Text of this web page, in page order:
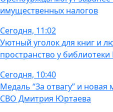
имущественных налогов
Сегодня, 11:02
Уютный уголок для книг и
пространство у библиотеки
Сегодня, 10:40
Медаль “За отвагу” и
СВО Дмитрия Юртаева